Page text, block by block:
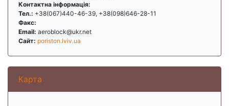
Контактна інформація:
Тел.: +38(067)440-46-39, +38(098)646-28-11
Факс:
Email: aeroblock@ukr.net
Сайт: poriston.lviv.ua
Карта